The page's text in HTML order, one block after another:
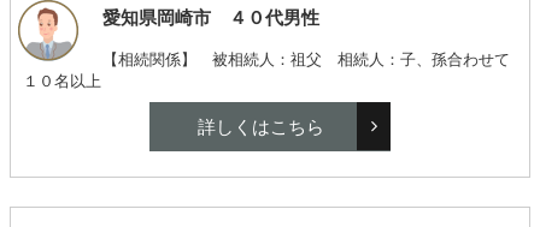
愛知県岡崎市 ４０代男性
【相続関係】 被相続人：祖父 相続人：子、孫合わせて
１０名以上
詳しくはこちら